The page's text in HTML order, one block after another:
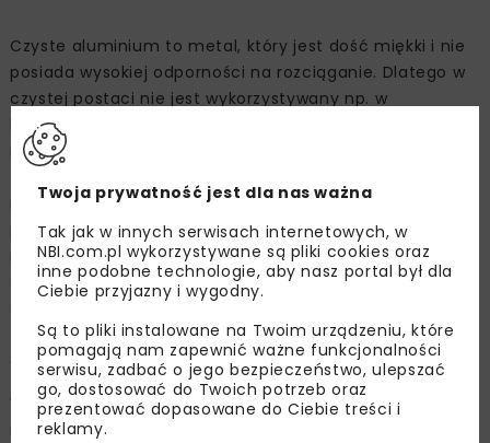
Czyste aluminium to metal, który jest dość miękki i nie
posiada wysokiej odporności na rozciąganie. Dlatego w
czystej postaci nie jest wykorzystywany np. w
budownictwie czy przemyśle. Jego niskie właściwości
mechaniczne można jednak zwiększyć poprzez
magnez, mangan czy miedź. Za ich sprawą możliwa jest
produkcja stopów o właściwościach dostosowanych do
najróżniejszych zastosowań. By uzyskać materiał
cechujący się ponadprzeciętną wytrzymałością,
zewnętrznych, wystarczy sięgnąć po odpowiedni stop
aluminium.
W zależności od składu, niektóre stopy są uniwersalne, a
inne nadają się do ściśle określonych zastosowań. Z
Twoja prywatność jest dla nas ważna
Tak jak w innych serwisach internetowych, w
NBI.com.pl wykorzystywane są pliki cookies oraz
inne podobne technologie, aby nasz portal był dla
Ciebie przyjazny i wygodny.
Są to pliki instalowane na Twoim urządzeniu, które
pomagają nam zapewnić ważne funkcjonalności
serwisu, zadbać o jego bezpieczeństwo, ulepszać
go, dostosować do Twoich potrzeb oraz
prezentować dopasowane do Ciebie treści i
reklamy.